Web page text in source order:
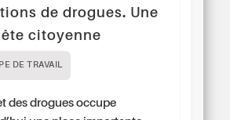
de drogues. Une
citoyenne
DE TRAVAIL
des drogues occupe